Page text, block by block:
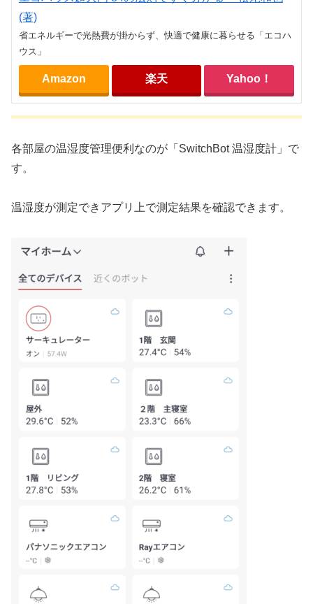
(著)
省エネルギーで光熱費が掛からず、快適で健康に暮らせる「エコハ
ウス」
Amazon 楽天 Yahoo！
各部屋の温湿度管理便利なのが「SwitchBot 温湿度計」で
す。
温湿度が測定できアプリ上で測定結果を確認できます。